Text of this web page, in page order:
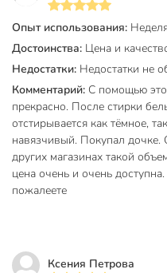
Опыт использования:
Достоинства: Цена и
Недостатки: Недостатки не
Комментарий: С помощью это
прекрасно. После стирки
отстирывается как тёмное,
навязчивый. Покупал дочке.
других магазинах такой
цена очень и очень
пожалеете
Ксения Петрова